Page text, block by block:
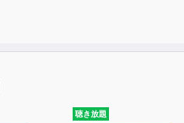
聴き放題